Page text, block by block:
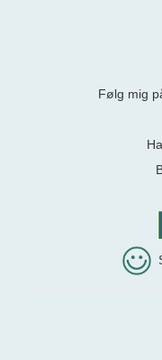
Følg mig